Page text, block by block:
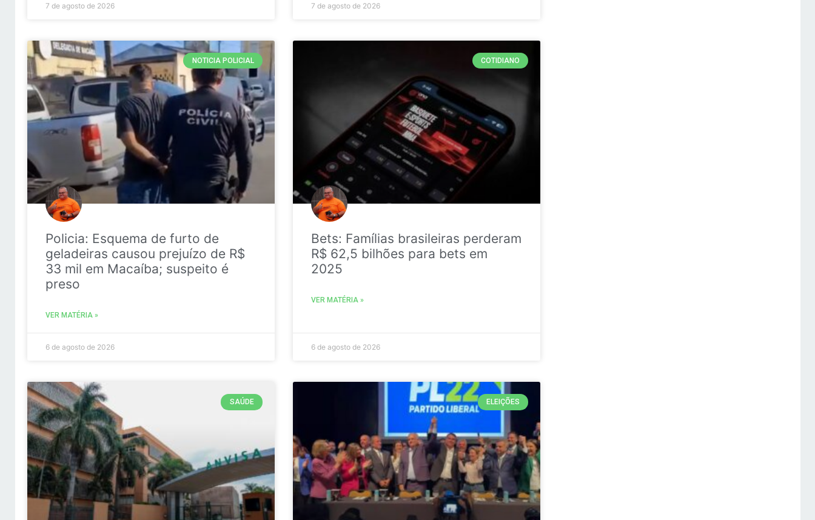
7 de agosto de 2026 7 de agosto de 2026
NOTICIA POLICIAL
Policia: Esquema de furto de
geladeiras causou prejuízo de R$
33 mil em Macaíba; suspeito é
preso
VER MATÉRIA »
6 de agosto de 2026
COTIDIANO
Bets: Famílias brasileiras perderam
R$ 62,5 bilhões para bets em
2025
VER MATÉRIA »
6 de agosto de 2026
SAÚDE ELEIÇÕES